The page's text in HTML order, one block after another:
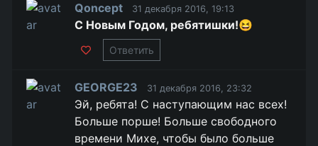
Qoncept 31 декабря 2016, 19:13
С Новым Годом, ребятишки!😆
Ответить
GEORGE23 31 декабря 2016, 23:32
Эй, ребята! С наступающим нас всех!
Больше порше! Больше свободного
времени Михе, чтобы было больше